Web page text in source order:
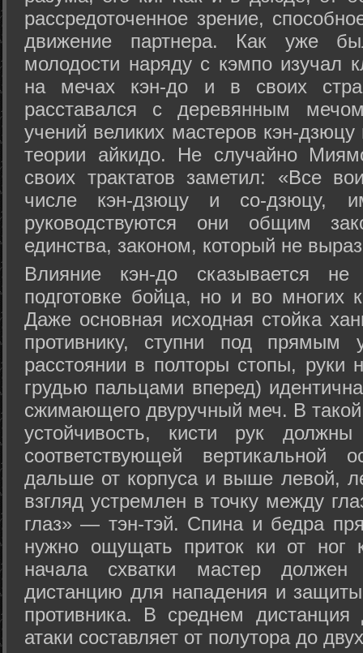
рассредоточенное зрение,
движение партнера. Как уже
молодости наряду с кэмпо изучал
на мечах кэн-до и в своих
расставался с деревянным
учений великих мастеров кэн-
теории айкидо. Не случайно
своих трактатов заметил: «Все
числе кэн-дзюцу и со-дзюцу,
руководствуются они общим
единства, законом, который не
Влияние кэн-до сказывается не
подготовке бойца, но и во многих
Даже основная исходная стойка
противнику, ступни под прямым
расстоянии в полторы стопы, руки
грудью пальцами вперед)
сжимающего двуручный меч. В
устойчивость, кисти рук
соответствующей
дальше от корпуса и выше левой,
взгляд устремлен в точку между
глаз» — тэн-тэй. Спина и бедра
нужно ощущать приток ки от
начала схватки мастер должен
дистанцию для нападения и
противника. В среднем
атаки составляет от полутора до